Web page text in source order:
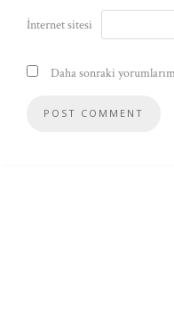
İnternet sitesi
Daha sonraki